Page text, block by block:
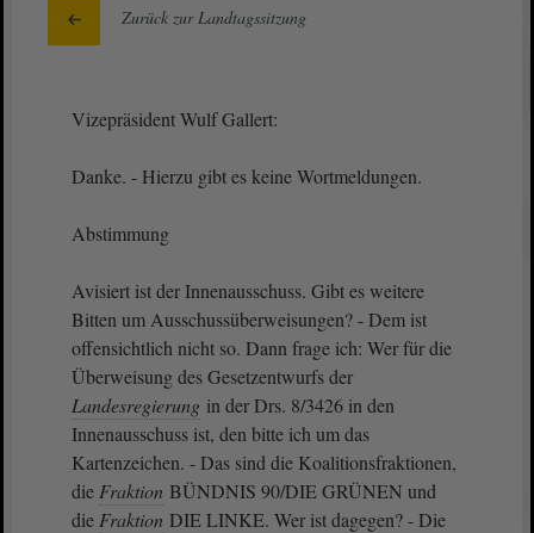
Zurück zur Landtagssitzung
Vizepräsident Wulf Gallert:
Danke. - Hierzu gibt es keine Wortmeldungen.
Abstimmung
Avisiert ist der Innenausschuss. Gibt es weitere
Bitten um Ausschussüberweisungen? - Dem ist
offensichtlich nicht so. Dann frage ich: Wer für die
Überweisung des Gesetzentwurfs der
Landesregierung in der Drs. 8/3426 in den
Innenausschuss ist, den bitte ich um das
Kartenzeichen. - Das sind die Koalitionsfraktionen,
die Fraktion BÜNDNIS 90/DIE GRÜNEN und
die Fraktion DIE LINKE. Wer ist dagegen? - Die